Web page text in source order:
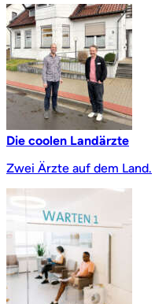
Die coolen Landärzte
Zwei Ärzte auf dem Land.